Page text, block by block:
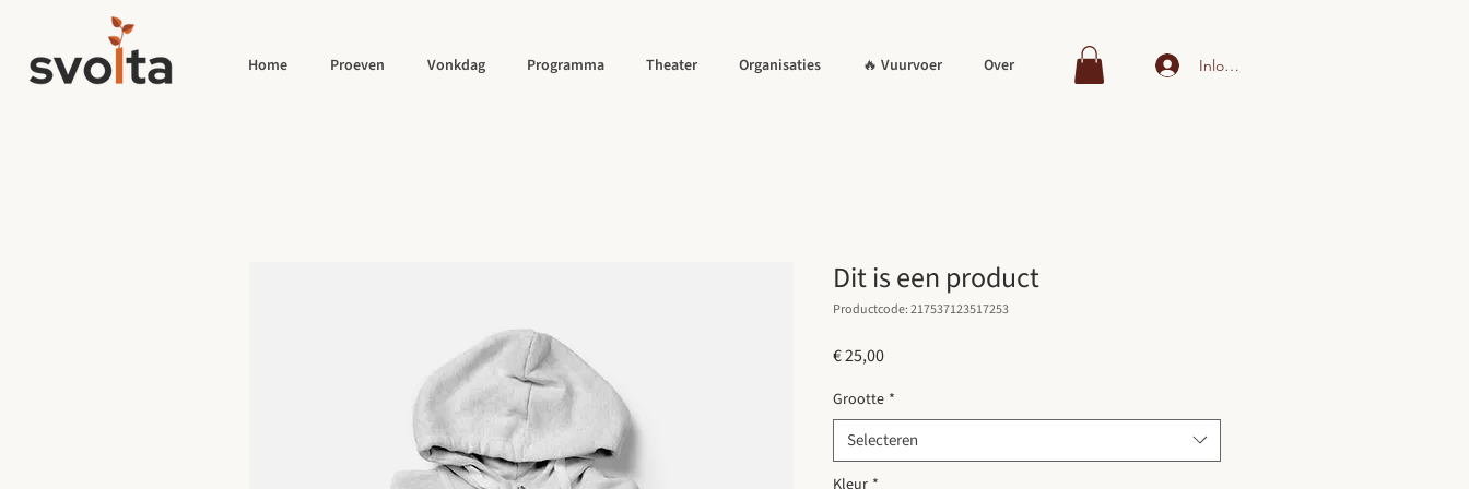
Home Proeven Vonkdag Programma Theater Organisaties 🔥 Vuurvoer Over Inloggen
Dit is een product
Productcode: 217537123517253
€ 25,00Prijs
Grootte *
Selecteren
Kleur *